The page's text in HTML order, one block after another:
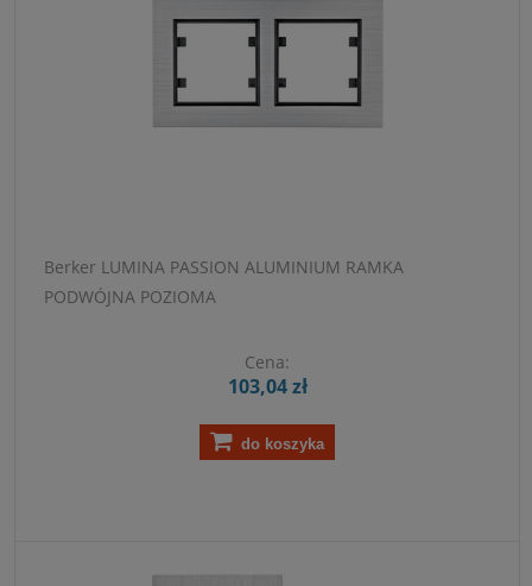
Berker LUMINA PASSION ALUMINIUM RAMKA
PODWÓJNA POZIOMA
Cena:
103,04 zł
do koszyka